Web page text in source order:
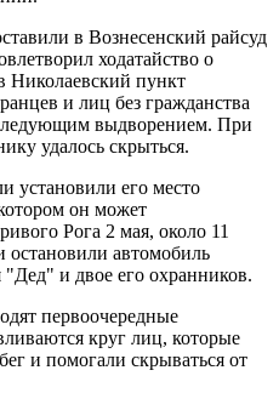
в Вознесенский райсуд
ходатайство о
пункт
и лиц без гражданства
выдворением. При
удалось скрыться.
установили его место
он может
Рога 2 мая, около 11
остановили автомобиль
"Дед" и двое его охранников.
первоочередные
круг лиц, которые
и помогали скрываться от